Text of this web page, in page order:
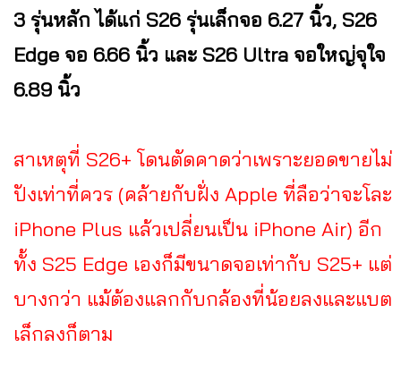
3 รุ่นหลัก ได้แก่ S26 รุ่นเล็กจอ 6.27 นิ้ว, S26
Edge จอ 6.66 นิ้ว และ S26 Ultra จอใหญ่จุใจ
6.89 นิ้ว
สาเหตุที่ S26+ โดนตัดคาดว่าเพราะยอดขายไม่
ปังเท่าที่ควร (คล้ายกับฝั่ง Apple ที่ลือว่าจะโละ
iPhone Plus แล้วเปลี่ยนเป็น iPhone Air) อีก
ทั้ง S25 Edge เองก็มีขนาดจอเท่ากับ S25+ แต่
บางกว่า แม้ต้องแลกกับกล้องที่น้อยลงและแบต
เล็กลงก็ตาม